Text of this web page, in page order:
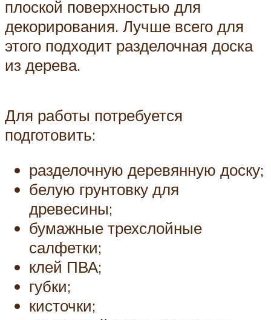
плоской поверхностью для
декорирования. Лучше всего для
этого подходит разделочная доска
из дерева.
Для работы потребуется
подготовить:
разделочную деревянную доску;
белую грунтовку для
древесины;
бумажные трехслойные
салфетки;
клей ПВА;
губки;
кисточки;